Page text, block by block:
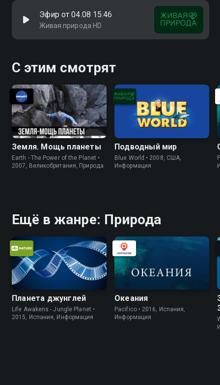
Эфир от 04.08 15:46
Живая природа HD
С этим смотрят
Земля. Мощь планеты
Earth - The Power of the Planet •
2007, Великобритания, Природа
Подводный мир
Blue World • 2008, США,
Информация
Ещё в жанре: Природа
Планета джунглей
Life Awakens - Jungle Planet •
2015, Испания, Информация
Океания
Pacifico • 2016, Испания,
Информация